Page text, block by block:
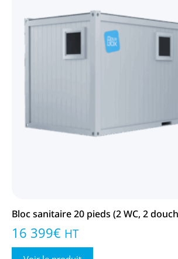
Bloc sanitaire 20 pieds (2 WC, 2
16 399€ HT